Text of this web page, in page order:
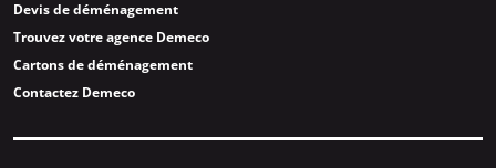
Devis de déménagement
Trouvez votre agence Demeco
Cartons de déménagement
Contactez Demeco